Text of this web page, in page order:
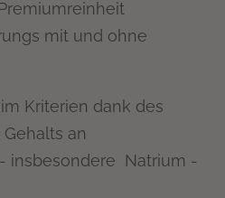
mit und ohne
Kriterien dank des
an
insbesondere Natrium -